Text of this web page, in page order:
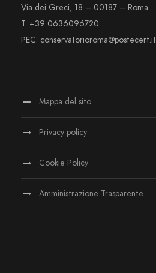
Via dei Greci, 18 – 00187 – Roma
T. +39 0636096720
PEC: conservatorioroma@postecert.it
Mappa del sito
Privacy policy
Cookie Policy
Amministrazione Trasparente